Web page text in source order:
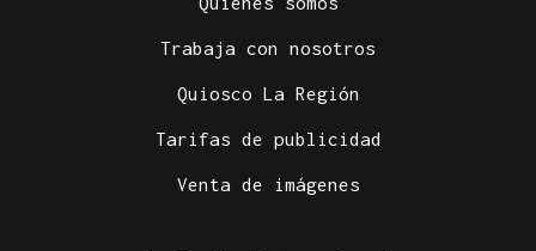
Trabaja con nosotros
Quiosco La Región
Tarifas de publicidad
Venta de imágenes